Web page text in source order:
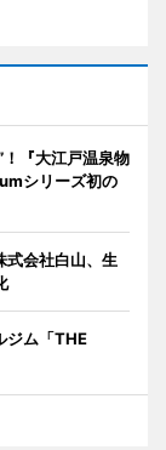
『大江戸温泉物
シリーズ初の
式会社白山、生
ジム「THE